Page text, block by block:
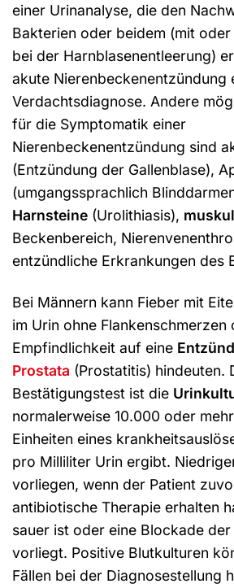
einer Urinanalyse, die den
Bakterien oder beidem (mit
bei der Harnblasenentleerung)
akute Nierenbeckenentzündung
Verdachtsdiagnose. Andere
für die Symptomatik einer
Nierenbeckenentzündung sind
(Entzündung der Gallenblase),
(umgangssprachlich
Harnsteine (Urolithiasis),
Beckenbereich,
entzündliche Erkrankungen des
Bei Männern kann Fieber mit
im Urin ohne Flankenschmerzen
Empfindlichkeit auf eine
Prostata (Prostatitis) hindeuten.
Bestätigungstest ist die
normalerweise 10.000 oder
Einheiten eines
pro Milliliter Urin ergibt.
vorliegen, wenn der Patient
antibiotische Therapie erhalten
sauer ist oder eine Blockade
vorliegt. Positive Blutkulturen
Fällen bei der Diagnosestellung